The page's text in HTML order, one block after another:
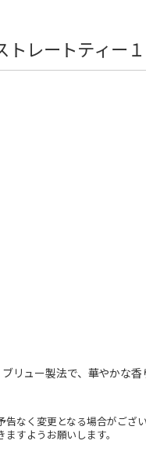
トレートティー
リュー製法で、華やかな
なく変更となる場合がござ
すようお願いします。